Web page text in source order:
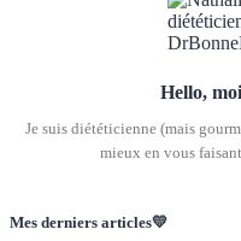
Hello,
Je suis diététicienne (mais
mieux en vous
Mes derniers articles💛